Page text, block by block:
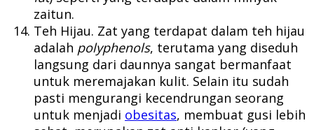
zaitun.
Teh Hijau. Zat yang terdapat dalam teh hijau
adalah polyphenols, terutama yang diseduh
langsung dari daunnya sangat bermanfaat
untuk meremajakan kulit. Selain itu sudah
pasti mengurangi kecendrungan seorang
untuk menjadi obesitas, membuat gusi lebih